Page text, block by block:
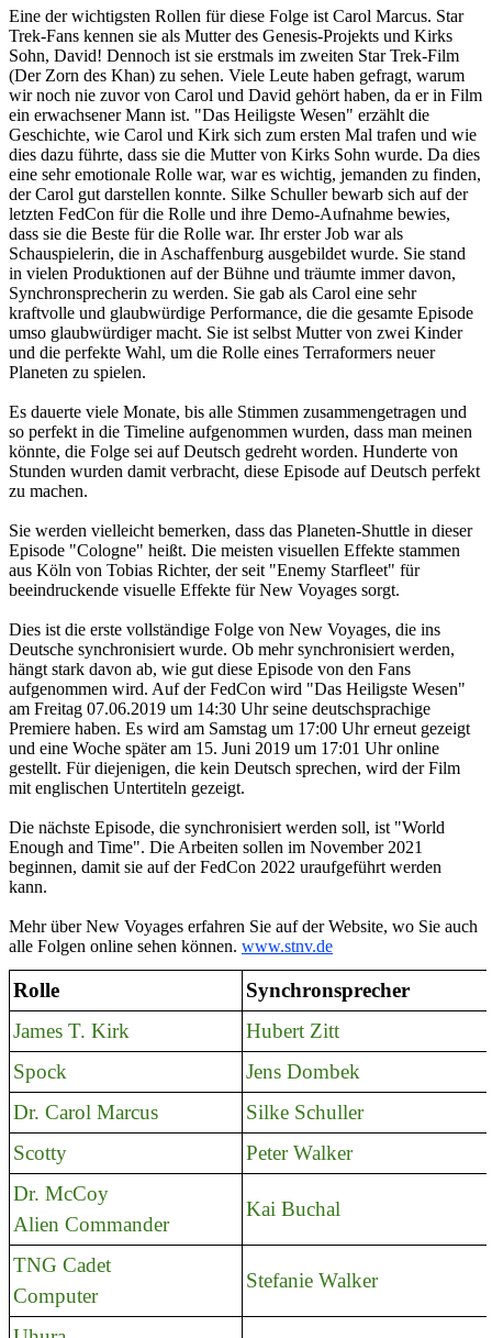
Eine der wichtigsten Rollen für diese Folge ist Carol Marcus. Star
Trek-Fans kennen sie als Mutter des Genesis-Projekts und Kirks
Sohn, David! Dennoch ist sie erstmals im zweiten Star Trek-Film
(Der Zorn des Khan) zu sehen. Viele Leute haben gefragt, warum
wir noch nie zuvor von Carol und David gehört haben, da er in Film
ein erwachsener Mann ist. "Das Heiligste Wesen" erzählt die
Geschichte, wie Carol und Kirk sich zum ersten Mal trafen und wie
dies dazu führte, dass sie die Mutter von Kirks Sohn wurde. Da dies
eine sehr emotionale Rolle war, war es wichtig, jemanden zu finden,
der Carol gut darstellen konnte. Silke Schuller bewarb sich auf der
letzten FedCon für die Rolle und ihre Demo-Aufnahme bewies,
dass sie die Beste für die Rolle war. Ihr erster Job war als
Schauspielerin, die in Aschaffenburg ausgebildet wurde. Sie stand
in vielen Produktionen auf der Bühne und träumte immer davon,
Synchronsprecherin zu werden. Sie gab als Carol eine sehr
kraftvolle und glaubwürdige Performance, die die gesamte Episode
umso glaubwürdiger macht. Sie ist selbst Mutter von zwei Kinder
und die perfekte Wahl, um die Rolle eines Terraformers neuer
Planeten zu spielen.
Es dauerte viele Monate, bis alle Stimmen zusammengetragen und
so perfekt in die Timeline aufgenommen wurden, dass man meinen
könnte, die Folge sei auf Deutsch gedreht worden. Hunderte von
Stunden wurden damit verbracht, diese Episode auf Deutsch perfekt
zu machen.
Sie werden vielleicht bemerken, dass das Planeten-Shuttle in dieser
Episode "Cologne" heißt. Die meisten visuellen Effekte stammen
aus Köln von Tobias Richter, der seit "Enemy Starfleet" für
beeindruckende visuelle Effekte für New Voyages sorgt.
Dies ist die erste vollständige Folge von New Voyages, die ins
Deutsche synchronisiert wurde. Ob mehr synchronisiert werden,
hängt stark davon ab, wie gut diese Episode von den Fans
aufgenommen wird. Auf der FedCon wird "Das Heiligste Wesen"
am Freitag 07.06.2019 um 14:30 Uhr seine deutschsprachige
Premiere haben. Es wird am Samstag um 17:00 Uhr erneut gezeigt
und eine Woche später am 15. Juni 2019 um 17:01 Uhr online
gestellt. Für diejenigen, die kein Deutsch sprechen, wird der Film
mit englischen Untertiteln gezeigt.
Die nächste Episode, die synchronisiert werden soll, ist "World
Enough and Time". Die Arbeiten sollen im November 2021
beginnen, damit sie auf der FedCon 2022 uraufgeführt werden
kann.
Mehr über New Voyages erfahren Sie auf der Website, wo Sie auch
alle Folgen online sehen können. www.stnv.de
Rolle
Synchronsprecher
James T. Kirk
Hubert Zitt
Spock
Jens Dombek
Dr. Carol Marcus
Silke Schuller
Scotty
Peter Walker
Dr. McCoy
Alien Commander
Kai Buchal
TNG Cadet
Computer
Stefanie Walker